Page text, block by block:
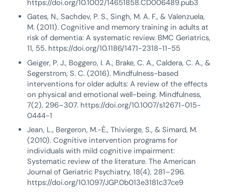
https://doi.org/10.1002/14651858.CD006489.pub3
Gates, N., Sachdev, P. S., Singh, M. A. F., & Valenzuela,
M. (2011). Cognitive and memory training in adults at
risk of dementia: A systematic review. BMC Geriatrics,
11, 55. https://doi.org/10.1186/1471-2318-11-55
Geiger, P. J., Boggero, I. A., Brake, C. A., Caldera, C. A., &
Segerstrom, S. C. (2016). Mindfulness-based
interventions for older adults: A review of the effects
on physical and emotional well-being. Mindfulness,
7(2), 296–307. https://doi.org/10.1007/s12671-015-
0444-1
Jean, L., Bergeron, M.-È., Thivierge, S., & Simard, M.
(2010). Cognitive intervention programs for
individuals with mild cognitive impairment:
Systematic review of the literature. The American
Journal of Geriatric Psychiatry, 18(4), 281–296.
https://doi.org/10.1097/JGP.0b013e3181c37ce9